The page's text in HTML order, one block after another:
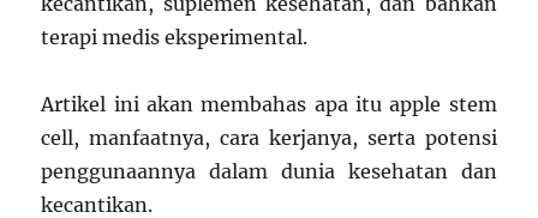
terapi medis eksperimental.
Artikel ini akan membahas apa itu apple stem
cell, manfaatnya, cara kerjanya, serta potensi
penggunaannya dalam dunia kesehatan dan
kecantikan.